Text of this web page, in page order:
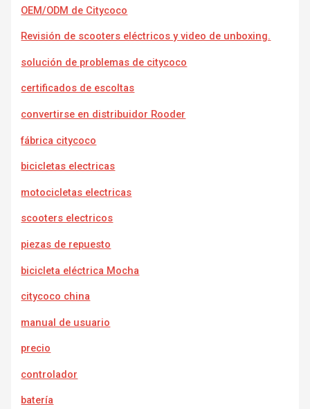
OEM/ODM de Citycoco
Revisión de scooters eléctricos y video de unboxing.
solución de problemas de citycoco
certificados de escoltas
convertirse en distribuidor Rooder
fábrica citycoco
bicicletas electricas
motocicletas electricas
scooters electricos
piezas de repuesto
bicicleta eléctrica Mocha
citycoco china
manual de usuario
precio
controlador
batería